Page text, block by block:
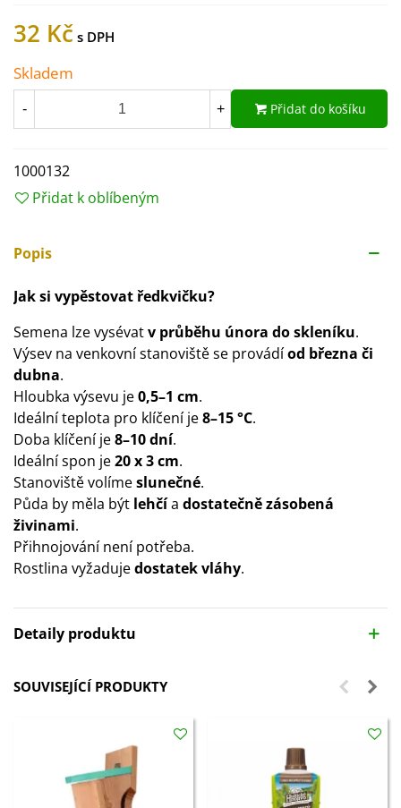
32 Kč
Skladem
- + Přidat do košíku
1000132
Přidat k oblíbeným
Popis
Jak si vypěstovat ředkvičku?
Semena lze vysévatv průběhu února do skleníku.
Výsev na venkovní stanoviště se provádíod března či
dubna.
Hloubka výsevu je0,5–1 cm.
Ideální teplota pro klíčení je8–15 °C.
Doba klíčení je8–10 dní.
Ideální spon je20 x 3 cm.
Stanoviště volímeslunečné.
Půda by měla být lehčía dostatečně zásobená
živinami.
Přihnojování není potřeba.
Rostlina vyžadujedostatek vláhy.
Detaily produktu
SOUVISEJÍCÍ PRODUKTY